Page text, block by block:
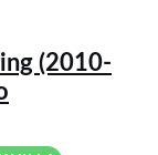
(2010-